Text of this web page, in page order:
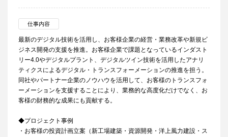
仕事内容
最新のデジタル技術を活用し、お客様企業の経営・業務改革や新規ビ
ジネス開発の支援を推進。お客様企業で課題となっているインダスト
リー4.0やデジタルプラント、デジタルツイン技術を活用したアナリ
ティクスによるデジタル・トランスフォーメーションの推進を担う。
同社やパートナー企業のノウハウを活用して、お客様のトランスフォ
ーメーションを支援することにより、業務的な高度化だけでなく、お
客様の財務的な成果にも貢献する。
◆プロジェクト事例
・お客様の投資計画立案（新工場建築・資源開発・洋上風力建設・ス